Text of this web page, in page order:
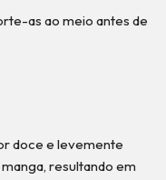
as ao meio antes de
doce e levemente
resultando em